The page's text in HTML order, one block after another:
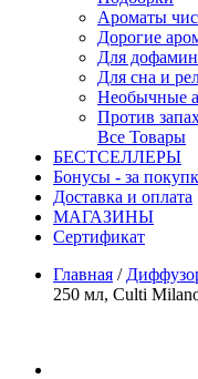
Ароматы
Дорогие
Для
Для сна и
Необычные
Против
Все Товары
БЕСТСЕЛЛЕРЫ
Бонусы - за
Доставка и оплата
МАГАЗИНЫ
Cертификат
Главная /
250 мл, Culti